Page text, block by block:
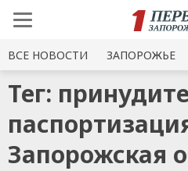
ВСЕ НОВОСТИ ЗАПОРОЖЬЕ
Тег:
Запорожская